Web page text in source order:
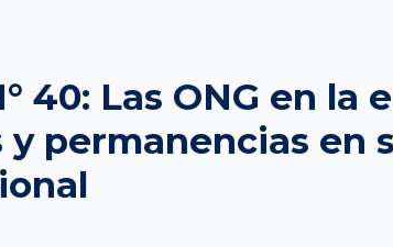
40: Las ONG en la
permanencias en